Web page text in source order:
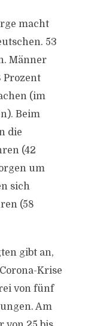
macht
53
Männer
Prozent
(im
Beim
die
(42
um
sich
(58
gibt an,
Krise
von fünf
Am